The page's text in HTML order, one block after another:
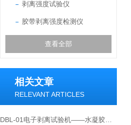
剥离强度试验仪
胶带剥离强度检测仪
查看全部
相关文章
RELEVANT ARTICLES